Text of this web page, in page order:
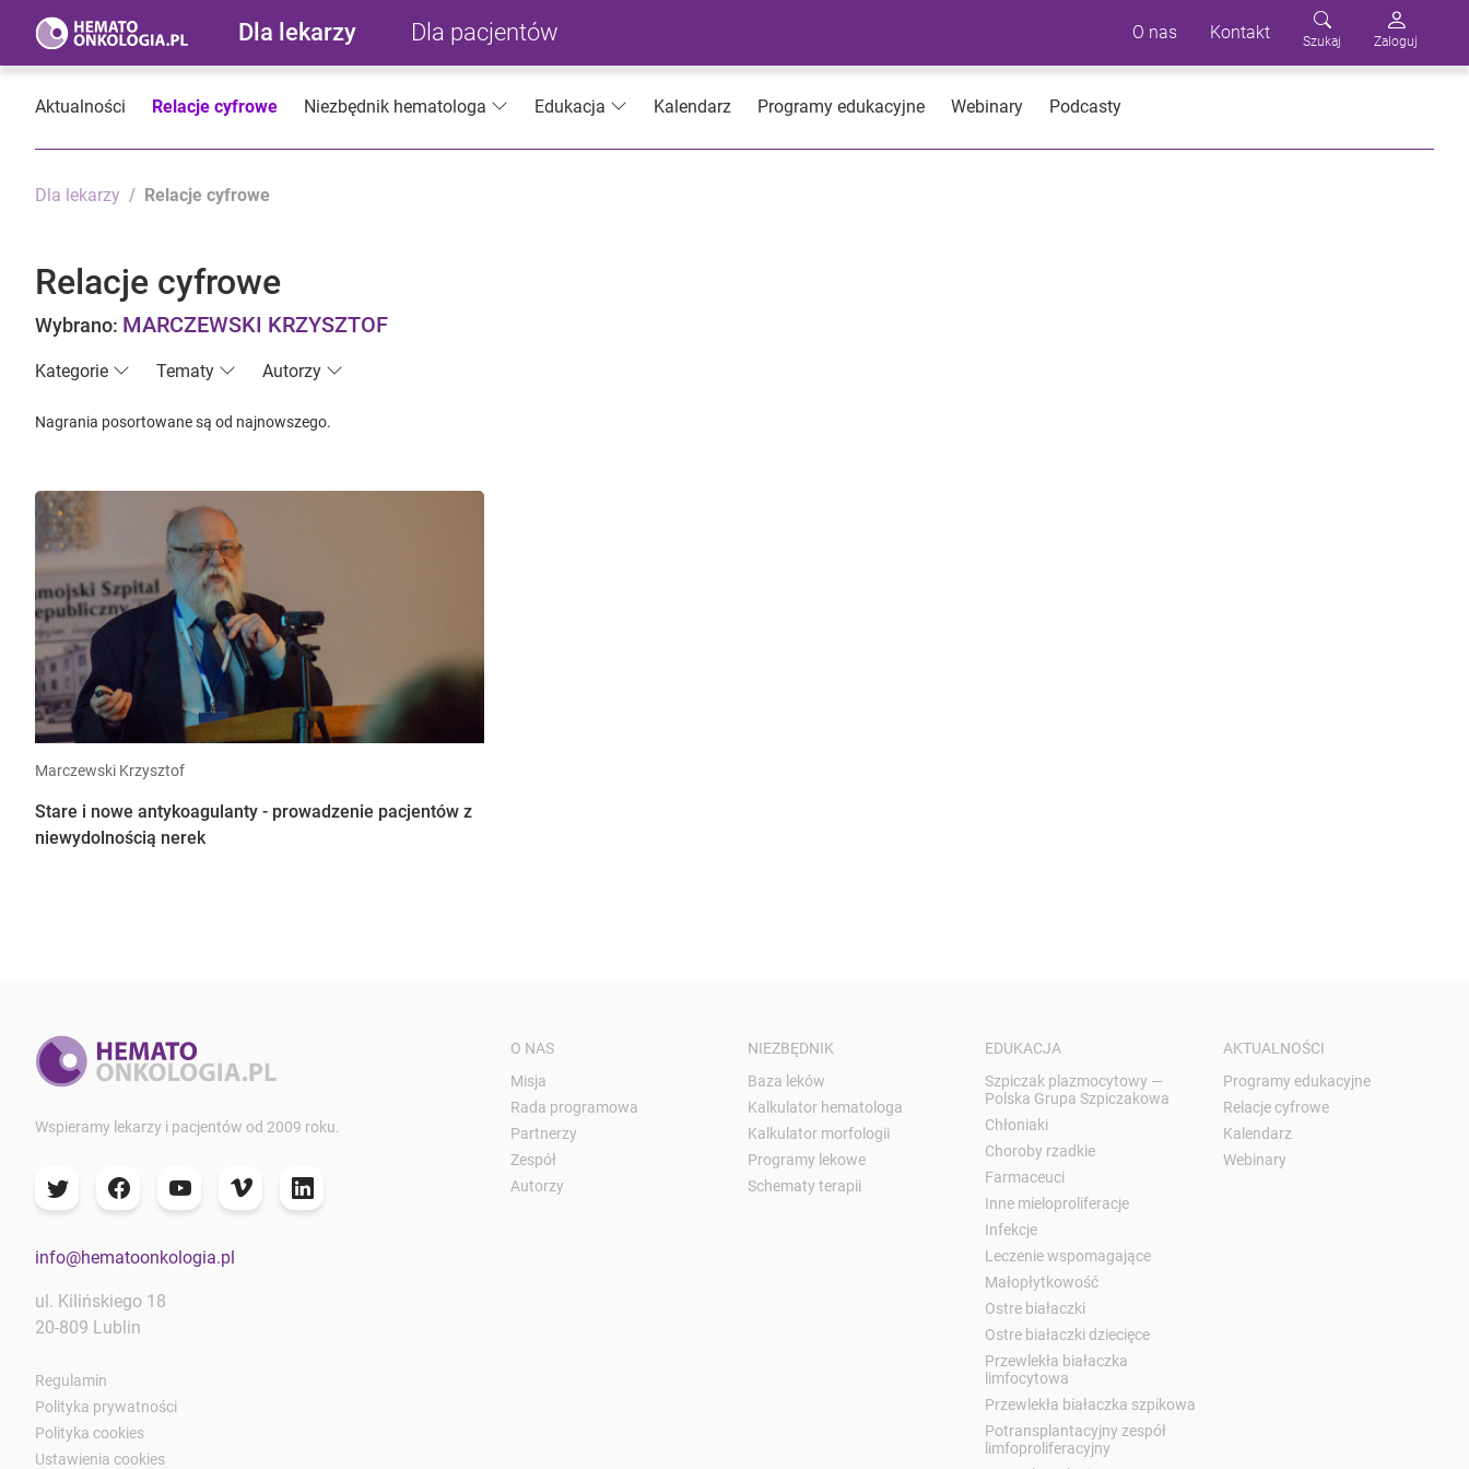
Dla lekarzy Dla pacjentów O nas Kontakt Szukaj Zaloguj
Aktualności Relacje cyfrowe Niezbędnik hematologa Edukacja Kalendarz Programy edukacyjne Webinary Podcasty
Dla lekarzy Relacje cyfrowe
Relacje cyfrowe
Wybrano: MARCZEWSKI KRZYSZTOF
Kategorie Tematy Autorzy
Nagrania posortowane są od najnowszego.
Marczewski Krzysztof
Stare i nowe antykoagulanty - prowadzenie pacjentów z
niewydolnością nerek
Wspieramy lekarzy i pacjentów od 2009 roku.
info@hematoonkologia.pl
ul. Kilińskiego 18
20-809 Lublin
Regulamin
Polityka prywatności
Polityka cookies
Ustawienia cookies
O NAS
Misja
Rada programowa
Partnerzy
Zespół
Autorzy
NIEZBĘDNIK
Baza leków
Kalkulator hematologa
Kalkulator morfologii
Programy lekowe
Schematy terapii
EDUKACJA
Szpiczak plazmocytowy —
Polska Grupa Szpiczakowa
Chłoniaki
Choroby rzadkie
Farmaceuci
Inne mieloproliferacje
Infekcje
Leczenie wspomagające
Małopłytkowość
Ostre białaczki
Ostre białaczki dziecięce
Przewlekła białaczka
limfocytowa
Przewlekła białaczka szpikowa
Potransplantacyjny zespół
limfoproliferacyjny
AKTUALNOŚCI
Programy edukacyjne
Relacje cyfrowe
Kalendarz
Webinary